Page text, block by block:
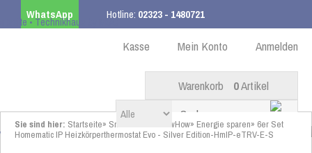
WhatsApp Hotline: 02323 - 1480721
ab 99,00 € innerhalb DE Anmelden
Mein Konto
Kasse
Warenkorb 0Artikel
Sie sind hier: Startseite» Smart-Home KnowHow» Energie sparen» 6er Set
Homematic IP Heizkörperthermostat Evo - Silver Edition-HmIP-eTRV-E-S